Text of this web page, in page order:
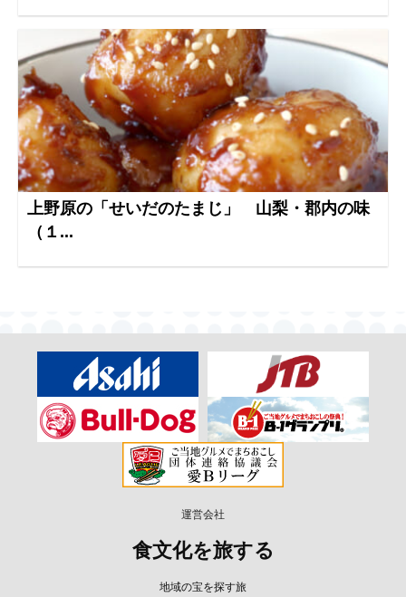
上野原の「せいだのたまじ」 山梨・郡内の味
（１...
運営会社
食文化を旅する
地域の宝を探す旅